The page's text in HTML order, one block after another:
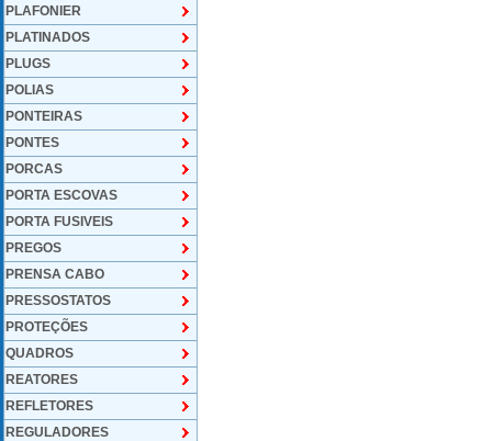
PLAFONIER
PLATINADOS
PLUGS
POLIAS
PONTEIRAS
PONTES
PORCAS
PORTA ESCOVAS
PORTA FUSIVEIS
PREGOS
PRENSA CABO
PRESSOSTATOS
PROTEÇÕES
QUADROS
REATORES
REFLETORES
REGULADORES